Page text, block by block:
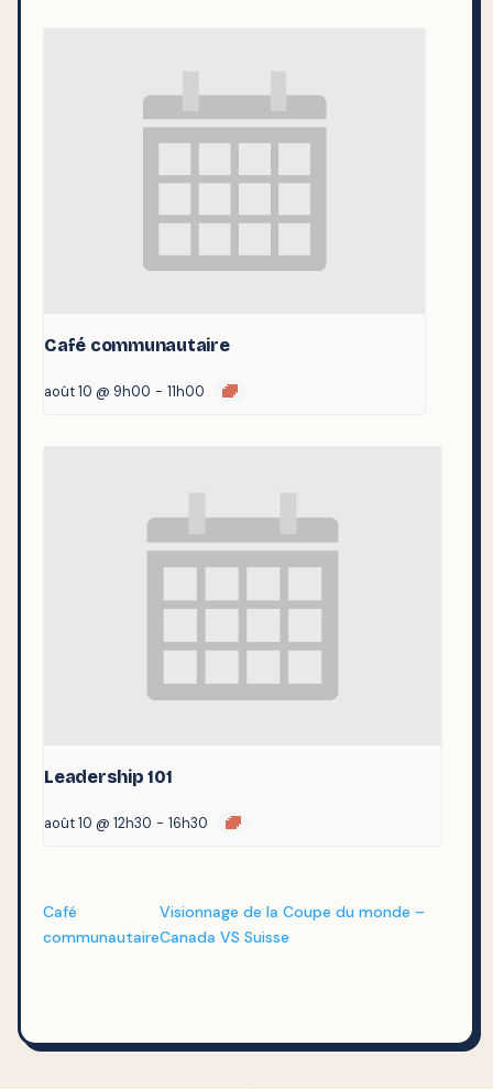
Café communautaire
août 10 @ 9h00 - 11h00
Leadership 101
août 10 @ 12h30 - 16h30
Café
communautaire
Visionnage de la Coupe du monde –
Canada VS Suisse